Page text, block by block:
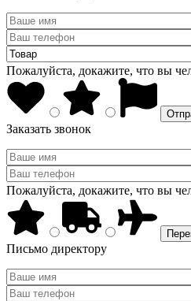
Пожалуйста, докажите, что вы
Заказать звонок
Пожалуйста, докажите, что вы
Письмо директору